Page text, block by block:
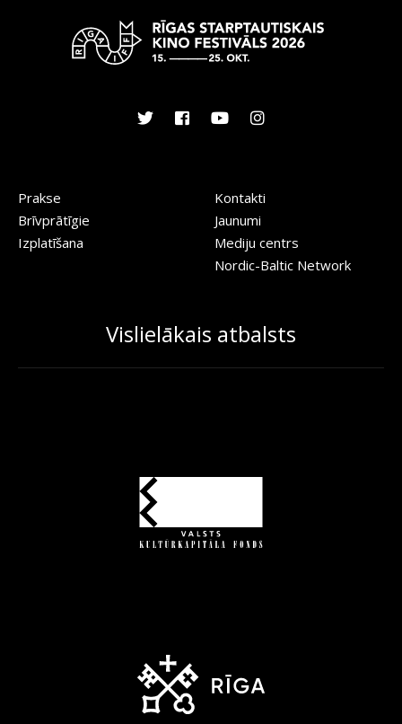
Prakse
Brīvprātīgie
Izplatīšana
Kontakti
Jaunumi
Mediju centrs
Nordic-Baltic Network
Vislielākais atbalsts